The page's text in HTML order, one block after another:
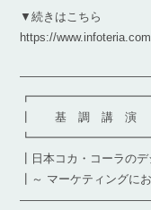
▼続きはこちら
https://
┃ 基 調 講 演 ┃≪
┃日本コカ・コーラの
┃～ マーケティングに